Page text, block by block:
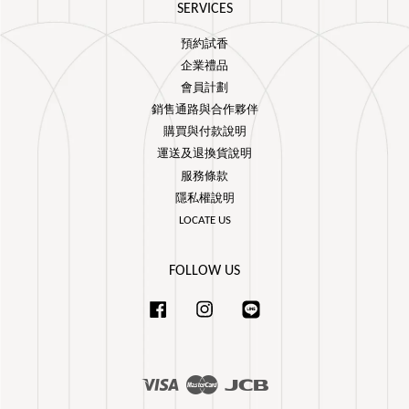
SERVICES
預約試香
企業禮品
會員計劃
銷售通路與合作夥伴
購買與付款說明
運送及退換貨說明
服務條款
隱私權說明
LOCATE US
FOLLOW US
Facebook Instagram
Visa Master